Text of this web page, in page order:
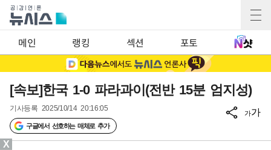
메인 랭킹 섹션 포토
[속보]한국 1-0 파라과이(전반 15분 엄지성)
기사등록 2025/10/14 20:16:05
구글에서 선호하는 매체로 추가
가가
X